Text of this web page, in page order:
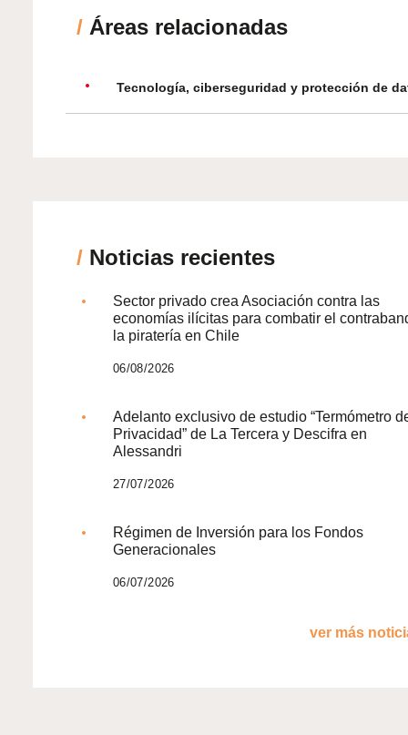
/ Áreas relacionadas
Tecnología, ciberseguridad y protección de
/ Noticias recientes
Sector privado crea Asociación contra las
economías ilícitas para combatir el
la piratería en Chile
06/08/2026
Adelanto exclusivo de estudio “Termómetro
Privacidad” de La Tercera y Descifra en
Alessandri
27/07/2026
Régimen de Inversión para los Fondos
Generacionales
06/07/2026
ver más